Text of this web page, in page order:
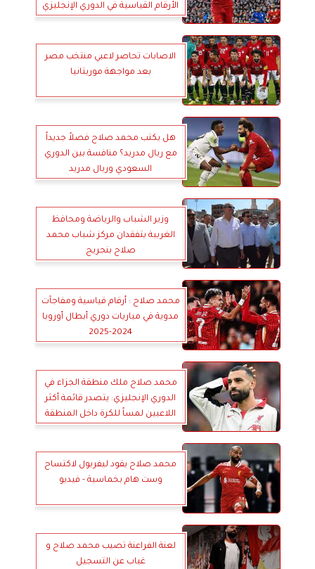
الأرقام القياسية في الدوري الإنجليزي
الاصابات تحاصر لاعبي منتخب مصر
بعد مواجهة موريتانيا
هل يكتب محمد صلاح فصلاً جديداً
مع ريال مدريد؟ منافسة بين الدوري
السعودي وريال مدريد
وزير الشباب والرياضة ومحافظ
الغربية يتفقدان مركز شباب محمد
صلاح بنجريج
محمد صلاح : أرقام قياسية ومفاجآت
مدوية في مباريات دوري أبطال أوروبا
2024-2025
محمد صلاح ملك منطقة الجزاء في
الدوري الإنجليزي: يتصدر قائمة أكثر
اللاعبين لمساً للكرة داخل المنطقة
محمد صلاح يقود ليفربول لاكتساح
وست هام بخماسية - فيديو
لعنة الفراعنة تصيب محمد صلاح و
غياب عن التسجيل